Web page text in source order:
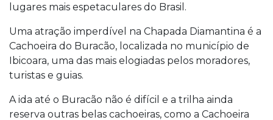
lugares mais espetaculares do Brasil.
Uma atração imperdível na Chapada Diamantina é a
Cachoeira do Buracão, localizada no município de
Ibicoara, uma das mais elogiadas pelos moradores,
turistas e guias.
A ida até o Buracão não é difícil e a trilha ainda
reserva outras belas cachoeiras, como a Cachoeira